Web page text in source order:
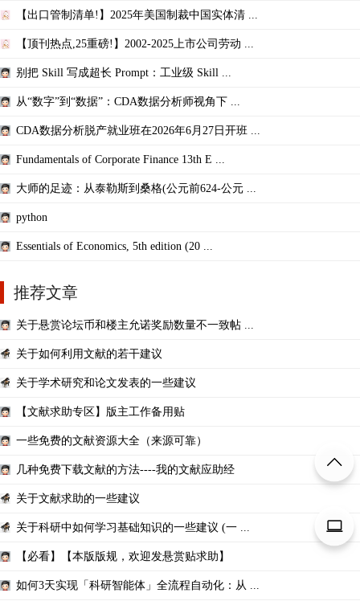
【出口管制清单!】2025年美国制裁中国实体清 ...
【顶刊热点,25重磅!】2002-2025上市公司劳动 ...
别把 Skill 写成超长 Prompt：工业级 Skill ...
从“数字”到“数据”：CDA数据分析师视角下 ...
CDA数据分析脱产就业班在2026年6月27日开班 ...
Fundamentals of Corporate Finance 13th E ...
大师的足迹：从泰勒斯到桑格(公元前624-公元 ...
python
Essentials of Economics, 5th edition (20 ...
推荐文章
关于悬赏论坛币和楼主允诺奖励数量不一致帖 ...
关于如何利用文献的若干建议
关于学术研究和论文发表的一些建议
【文献求助专区】版主工作备用贴
一些免费的文献资源大全（来源可靠）
几种免费下载文献的方法----我的文献应助经
关于文献求助的一些建议
关于科研中如何学习基础知识的一些建议 (一 ...
【必看】【本版版规，欢迎发悬赏贴求助】
如何3天实现「科研智能体」全流程自动化：从 ...